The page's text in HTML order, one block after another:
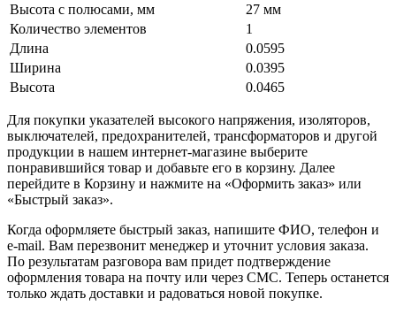
Высота с полюсами, мм
27 мм
Количество элементов
1
Длина
0.0595
Ширина
0.0395
Высота
0.0465
Для покупки указателей высокого напряжения, изоляторов,
выключателей, предохранителей, трансформаторов и другой
продукции в нашем интернет-магазине выберите
понравившийся товар и добавьте его в корзину. Далее
перейдите в Корзину и нажмите на «Оформить заказ» или
«Быстрый заказ».
Когда оформляете быстрый заказ, напишите ФИО, телефон и
e-mail. Вам перезвонит менеджер и уточнит условия заказа.
По результатам разговора вам придет подтверждение
оформления товара на почту или через СМС. Теперь останется
только ждать доставки и радоваться новой покупке.